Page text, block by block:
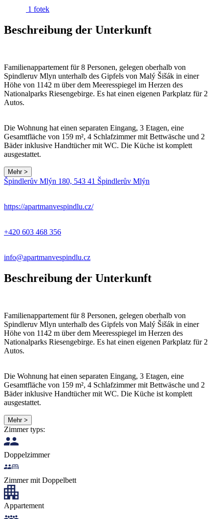
1 fotek
Beschreibung der Unterkunft
Familienappartement für 8 Personen, gelegen oberhalb von
Spindleruv Mlyn unterhalb des Gipfels von Malý Šišák in einer
Höhe von 1142 m über dem Meeresspiegel im Herzen des
Nationalparks Riesengebirge. Es hat einen eigenen Parkplatz für 2
Autos.
Die Wohnung hat einen separaten Eingang, 3 Etagen, eine
Gesamtfläche von 159 m², 4 Schlafzimmer mit Bettwäsche und 2
Bäder inklusive Handtücher mit WC. Die Küche ist komplett
ausgestattet.
Mehr >
Špindlerův Mlýn 180, 543 41 Špindlerův Mlýn
https://apartmanvespindlu.cz/
+420 603 468 356
info@apartmanvespindlu.cz
Beschreibung der Unterkunft
Familienappartement für 8 Personen, gelegen oberhalb von
Spindleruv Mlyn unterhalb des Gipfels von Malý Šišák in einer
Höhe von 1142 m über dem Meeresspiegel im Herzen des
Nationalparks Riesengebirge. Es hat einen eigenen Parkplatz für 2
Autos.
Die Wohnung hat einen separaten Eingang, 3 Etagen, eine
Gesamtfläche von 159 m², 4 Schlafzimmer mit Bettwäsche und 2
Bäder inklusive Handtücher mit WC. Die Küche ist komplett
ausgestattet.
Mehr >
Zimmer typs:
Doppelzimmer
Zimmer mit Doppelbett
Appartement